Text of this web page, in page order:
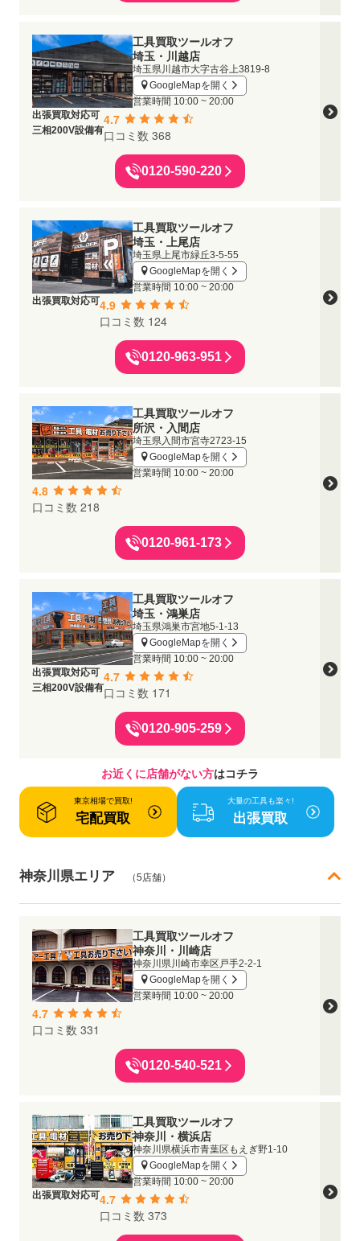
工具買取ツールオフ
埼玉・川越店
埼玉県川越市大字古谷上3819-8
GoogleMapを開く
営業時間 10:00 ~ 20:00
出張買取対応可
三相200V設備有
4.7
口コミ数 368
0120-590-220
工具買取ツールオフ
埼玉・上尾店
埼玉県上尾市緑丘3-5-55
GoogleMapを開く
営業時間 10:00 ~ 20:00
出張買取対応可4.9
口コミ数 124
0120-963-951
工具買取ツールオフ
所沢・入間店
埼玉県入間市宮寺2723-15
GoogleMapを開く
営業時間 10:00 ~ 20:00
4.8
口コミ数 218
0120-961-173
工具買取ツールオフ
埼玉・鴻巣店
埼玉県鴻巣市宮地5-1-13
GoogleMapを開く
営業時間 10:00 ~ 20:00
出張買取対応可
三相200V設備有
4.7
口コミ数 171
0120-905-259
お近くに店舗がない方はコチラ
東京相場で買取!
宅配買取
大量の工具も楽々!
出張買取
神奈川県エリア （5店舗）
工具買取ツールオフ
神奈川・川崎店
神奈川県川崎市幸区戸手2-2-1
GoogleMapを開く
営業時間 10:00 ~ 20:00
4.7
口コミ数 331
0120-540-521
工具買取ツールオフ
神奈川・横浜店
神奈川県横浜市青葉区もえぎ野1-10
GoogleMapを開く
営業時間 10:00 ~ 20:00
出張買取対応可4.7
口コミ数 373